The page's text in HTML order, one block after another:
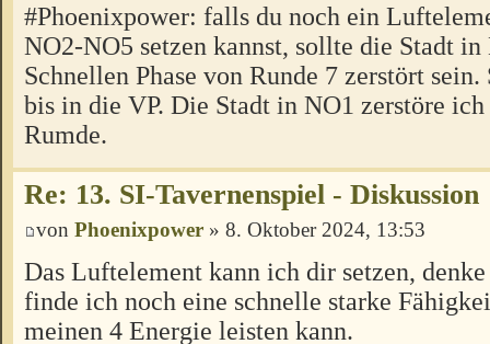
#Phoenixpower: falls du noch ein
NO2-NO5 setzen kannst, sollte die Stadt
Schnellen Phase von Runde 7 zerstört sein.
bis in die VP. Die Stadt in NO1 zerstöre
Rumde.
Re: 13. SI-Tavernenspiel - Diskussion
von Phoenixpower » 8. Oktober 2024, 13:53
Das Luftelement kann ich dir setzen,
finde ich noch eine schnelle starke
meinen 4 Energie leisten kann.